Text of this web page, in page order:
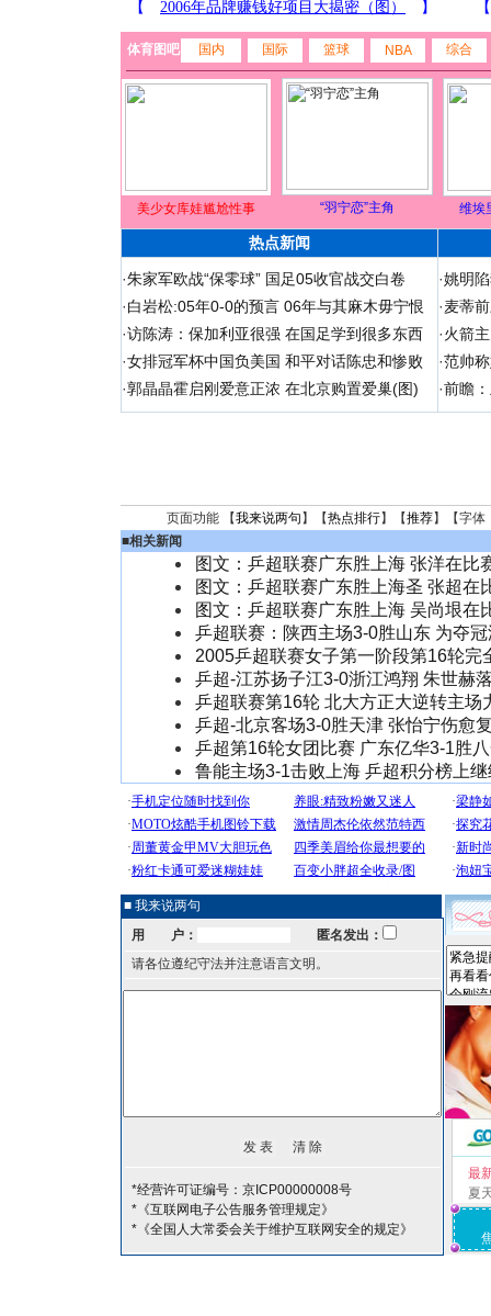
体育图吧 国内 国际 篮球 NBA 综合
美少女库娃尴尬性事 “羽宁恋”主角 维埃
热点新闻
·朱家军欧战“保零球” 国足05收官战交白卷
·白岩松:05年0-0的预言 06年与其麻木毋宁恨
·访陈涛：保加利亚很强 在国足学到很多东西
·女排冠军杯中国负美国 和平对话陈忠和惨败
·郭晶晶霍启刚爱意正浓 在北京购置爱巢(图)
·姚明
·麦蒂
·火箭
·范帅
·前瞻
页面功能 【我来说两句 】【热点排行】【推荐】【字体
■相关新闻
图文：乒超联赛广东胜上海 张洋在比
图文：乒超联赛广东胜上海圣 张超在
图文：乒超联赛广东胜上海 吴尚垠在
乒超联赛：陕西主场3-0胜山东 为夺
2005乒超联赛女子第一阶段第16轮完
乒超-江苏扬子江3-0浙江鸿翔 朱世赫
乒超联赛第16轮 北大方正大逆转主场
乒超-北京客场3-0胜天津 张怡宁伤愈
乒超第16轮女团比赛 广东亿华3-1胜
鲁能主场3-1击败上海 乒超积分榜上
■ 我来说两句
用 户：
匿名发出：
请各位遵纪守法并注意语言文明。
*经营许可证编号：京ICP00000008号
*《互联网电子公告服务管理规定》
*《全国人大常委会关于维护互联网安全的规定》
最
夏